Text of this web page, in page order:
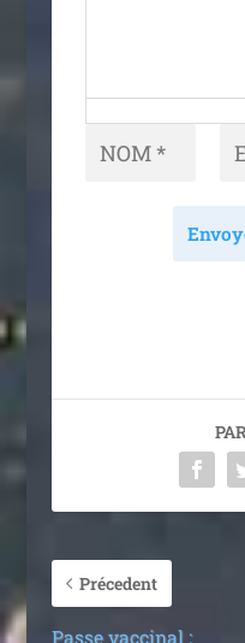
Précedent
Passe vaccinal :